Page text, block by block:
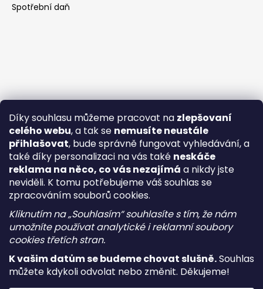
Díky souhlasu můžeme pracovat na zlepšovaní
celého webu, a tak se nemusíte neustále
přihlašovat, bude správně fungovat vyhledávání, a
také díky personalizaci na vás také neskáče
reklama na něco, co vás nezajímá a nikdy jste
neviděli. K tomu potřebujeme váš souhlas se
zpracováním souborů cookies.
Kliknutím na „Souhlasím“ souhlasíte s tím, že nám
umožníte používat analytické i reklamní soubory
cookies třetích stran.
K vašim datům se budeme chovat slušně.Souhlas
můžete kdykoli odvolat nebo změnit. Děkujeme!
Spotřební daň